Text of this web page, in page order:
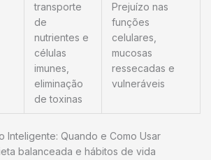
transporte
de
nutrientes e
células
imunes,
eliminação
de toxinas
Prejuízo nas
funções
celulares,
mucosas
ressecadas e
vulneráveis
Inteligente: Quando e Como Usar
balanceada e hábitos de vida